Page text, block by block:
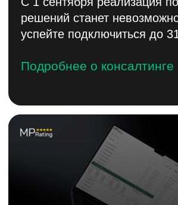
Софт подходит как новичкам
с небольшими объемами, так и опытным
селлерам, которым нужен контроль над